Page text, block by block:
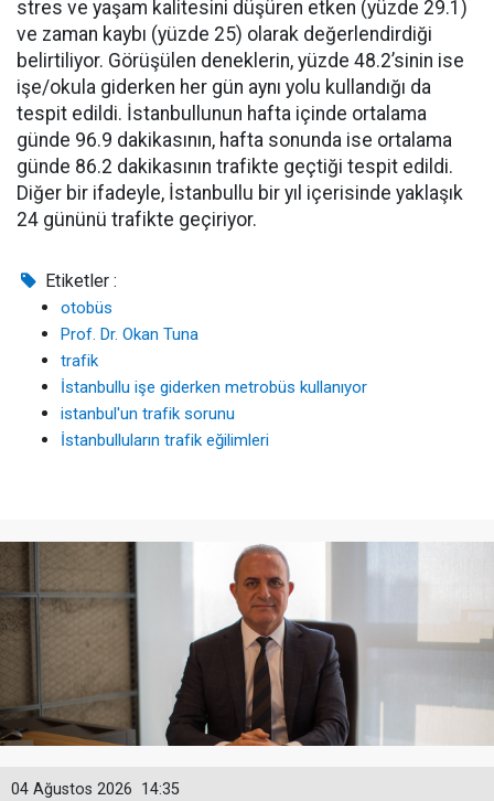
stres ve yaşam kalitesini düşüren etken (yüzde 29.1)
ve zaman kaybı (yüzde 25) olarak değerlendirdiği
belirtiliyor. Görüşülen deneklerin, yüzde 48.2’sinin ise
işe/okula giderken her gün aynı yolu kullandığı da
tespit edildi. İstanbullunun hafta içinde ortalama
günde 96.9 dakikasının, hafta sonunda ise ortalama
günde 86.2 dakikasının trafikte geçtiği tespit edildi.
Diğer bir ifadeyle, İstanbullu bir yıl içerisinde yaklaşık
24 gününü trafikte geçiriyor.
Etiketler :
otobüs
Prof. Dr. Okan Tuna
trafik
İstanbullu işe giderken metrobüs kullanıyor
istanbul'un trafik sorunu
İstanbulluların trafik eğilimleri
14:35
04 Ağustos 2026